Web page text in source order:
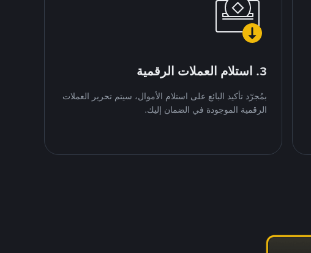
3. استلام العملات الرقمية
بمُجرّد تأكيد البائع على استلام الأموال، سيتم تحرير العملات
الرقمية الموجودة في الضمان إليك.